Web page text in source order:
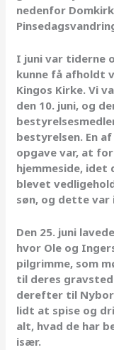
nedenfor
I juni var tiderne
kunne få afholdt
Kingos Kirke. Vi
den 10. juni, og
bestyrelsen. En
opgave var, at
hjemmeside, idet
blevet
søn, og dette
Den 25. juni
hvor Ole og
pilgrimme, som
til deres
derefter til
lidt at spise og
alt, hvad de har
især.